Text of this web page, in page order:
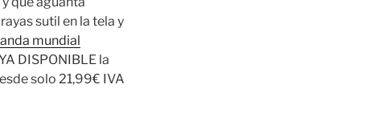
sutil en la tela y
mundial
DISPONIBLE la
solo 21,99€ IVA